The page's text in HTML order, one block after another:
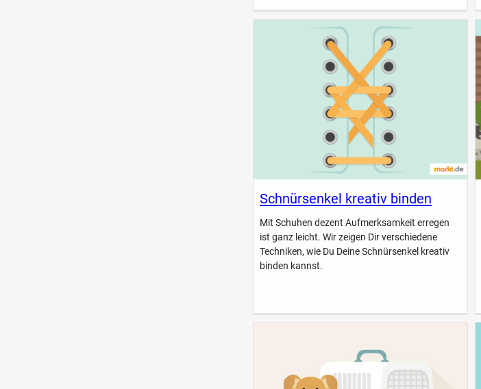
Schnürsenkel kreativ binden
Mit Schuhen dezent Aufmerksamkeit erregen
ist ganz leicht. Wir zeigen Dir verschiedene
Techniken, wie Du Deine Schnürsenkel kreativ
binden kannst.